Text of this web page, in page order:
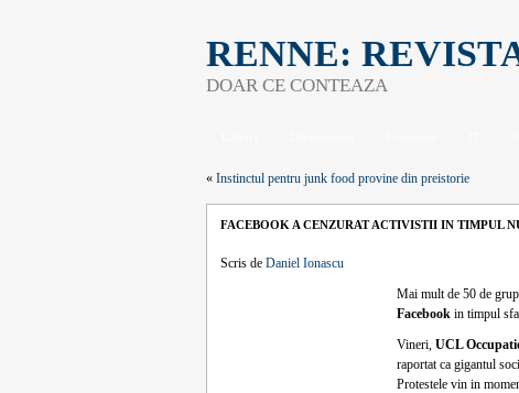
RENNE:
DOAR CE CONTEAZA
« Instinctul pentru junk food provine din preistorie
FACEBOOK A CENZURAT ACTIVISTII IN TIMPUL
Scris de Daniel Ionascu
Mai mult de 50 de
Facebook in timpul
Vineri, UCL
raportat ca gigantul
Protestele vin in